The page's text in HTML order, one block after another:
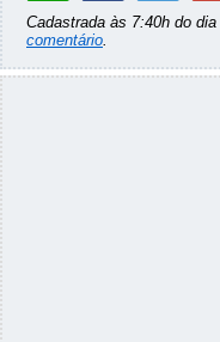
Cadastrada às 7:40h do dia
comentário.